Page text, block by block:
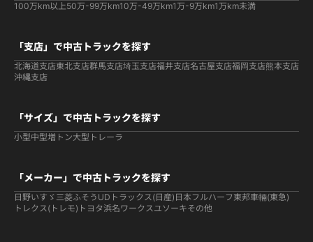
100万km以上50万-99万km10万-49万km1万-9万km1万km未満
「支店」で中古トラックを探す
北海道支店東北支店群馬支店埼玉支店福井支店名古屋支店福岡支店熊本支店
沖縄支店
「サイズ」で中古トラックを探す
小型中型増トン大型 トレーラ
「メーカー」で中古トラックを探す
日野いすゞ 三菱ふそう UDトラックス(日産) 日本フルハーフ 東邦車輛(東急)
トレクス(トレモ) トヨタ浜名ワークスユソーキその他